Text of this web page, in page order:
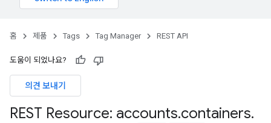
홈 제품 Tags Tag Manager REST API
도움이 되었나요?
의견 보내기
REST Resource: accounts.containers.